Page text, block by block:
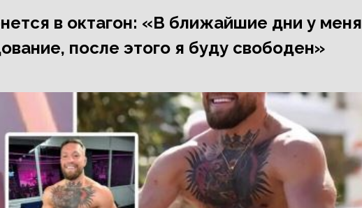
в октагон: «В ближайшие дни у меня
после этого я буду свободен»